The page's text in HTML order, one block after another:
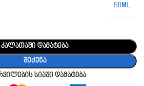
50ML
კალათაში დამატება
შეძენა
სიაში დამატება